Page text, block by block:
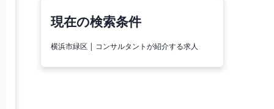
現在の検索条件
横浜市緑区 | コンサルタントが紹介する求人